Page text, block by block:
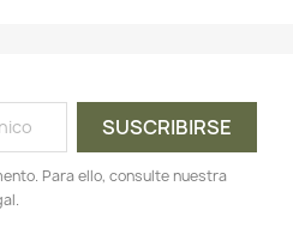
Para ello, consulte nuestra